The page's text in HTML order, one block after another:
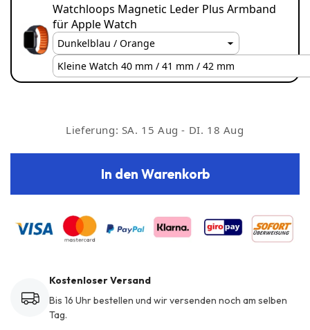
49 mm
Apple Watch SE /
Series 7 / 6 / 5 / 4
40 mm / 44 mm
Watchloops Magnetic Leder Plus Armband
für Apple Watch
Lieferung: SA. 15 Aug - DI. 18 Aug
In den Warenkorb
Kostenloser Versand
Bis 16 Uhr bestellen und wir versenden noch am selben
Tag.